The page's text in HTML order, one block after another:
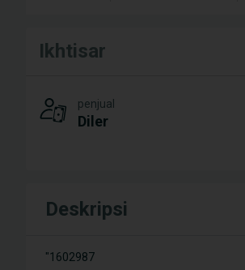
Ikhtisar
penjual
Diler
Deskripsi
"1602987